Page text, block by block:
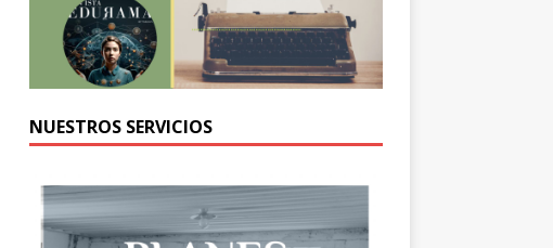
NUESTROS SERVICIOS